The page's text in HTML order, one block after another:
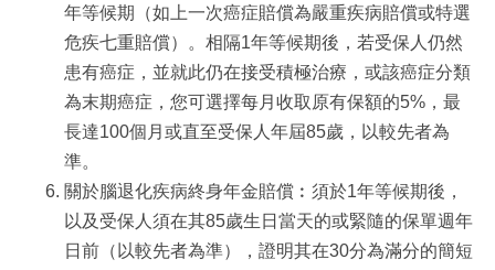
年等候期（如上一次癌症賠償為嚴重疾病賠償或特選
危疾七重賠償）。相隔1年等候期後，若受保人仍然
患有癌症，並就此仍在接受積極治療，或該癌症分類
為末期癌症，您可選擇每月收取原有保額的5%，最
長達100個月或直至受保人年屆85歲，以較先者為
準。
關於腦退化疾病終身年金賠償︰須於1年等候期後，
以及受保人須在其85歲生日當天的或緊隨的保單週年
日前（以較先者為準），證明其在30分為滿分的簡短